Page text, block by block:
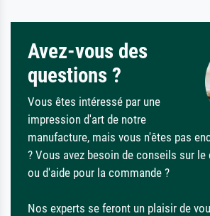
Avez-vous des
questions ?
Vous êtes intéressé par une
impression d'art de notre
manufacture, mais vous n'êtes pas
? Vous avez besoin de conseils sur
ou d'aide pour la commande ?
Nos experts se feront un plaisir de